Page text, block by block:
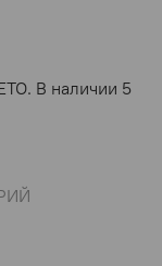
В наличии 5